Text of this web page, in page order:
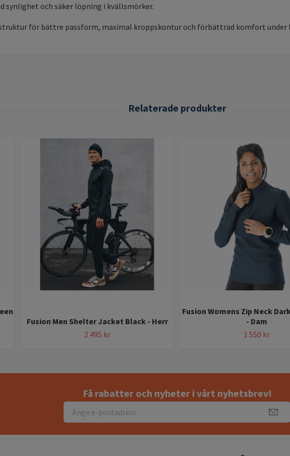
synlighet och säker löpning i kvällsmörker.
för bättre passform, maximal kroppskontur och förbättrad komfort under
Fusion Men Shelter Jacket Black - Herr
2 495 kr
Fusion Womens Zip Neck
- Dam
1 550 kr
Få rabatter och nyheter i vårt nyhetsbrev!